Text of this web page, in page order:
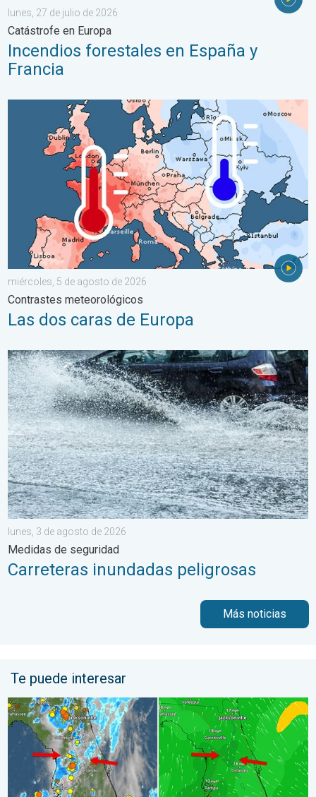
lunes, 27 de julio de 2026
Catástrofe en Europa
Incendios forestales en España y
Francia
Las dos caras de Europa. Contrastes meteorológicos. . .
miércoles, 5 de agosto de 2026
Contrastes meteorológicos
Las dos caras de Europa
Carreteras inundadas peligrosas. Medidas de seguridad. . .
lunes, 3 de agosto de 2026
Medidas de seguridad
Carreteras inundadas peligrosas
Más noticias
Te puede interesar
Así se forman los aguaceros de hoy. Típico de Florida. . .